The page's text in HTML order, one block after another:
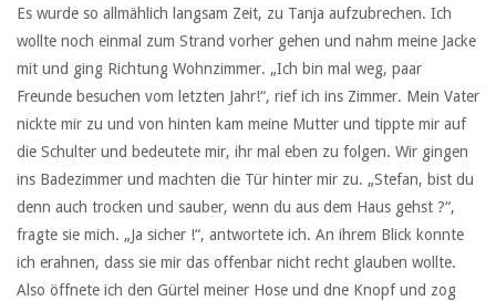
Es wurde so allmählich langsam Zeit, zu Tanja aufzubrechen. Ich
wollte noch einmal zum Strand vorher gehen und nahm meine Jacke
mit und ging Richtung Wohnzimmer. „Ich bin mal weg, paar
Freunde besuchen vom letzten Jahr!“, rief ich ins Zimmer. Mein Vater
nickte mir zu und von hinten kam meine Mutter und tippte mir auf
die Schulter und bedeutete mir, ihr mal eben zu folgen. Wir gingen
ins Badezimmer und machten die Tür hinter mir zu. „Stefan, bist du
denn auch trocken und sauber, wenn du aus dem Haus gehst ?“,
fragte sie mich. „Ja sicher !“, antwortete ich. An ihrem Blick konnte
ich erahnen, dass sie mir das offenbar nicht recht glauben wollte.
Also öffnete ich den Gürtel meiner Hose und dne Knopf und zog